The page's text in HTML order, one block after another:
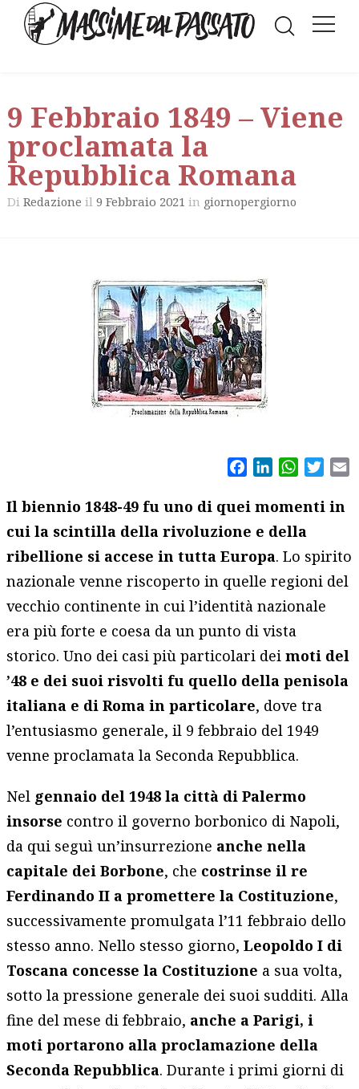
9 Febbraio 1849 – Viene
proclamata la
Repubblica Romana
Di Redazione il 9 Febbraio 2021 in giornopergiorno
FacebookLinkedIn
Il biennio 1848-49 fu uno di quei momenti in
cui la scintilla della rivoluzione e della
ribellione si accese in tutta Europa. Lo spirito
nazionale venne riscoperto in quelle regioni del
vecchio continente in cui l’identità nazionale
era più forte e coesa da un punto di vista
storico. Uno dei casi più particolari deimoti del
’48 e dei suoi risvolti fu quello della penisola
italiana e di Roma in particolare, dove tra
l’entusiasmo generale, il 9 febbraio del 1949
venne proclamata la Seconda Repubblica.
Nel gennaio del 1948 la città di Palermo
insorse contro il governo borbonico di Napoli,
da qui seguì un’insurrezione anche nella
capitale dei Borbone, che costrinse il re
Ferdinando II a promettere la Costituzione,
successivamente promulgata l’11 febbraio dello
stesso anno. Nello stesso giorno,Leopoldo I di
Toscana concesse la Costituzione a sua volta,
sotto la pressione generale dei suoi sudditi. Alla
fine del mese di febbraio, anche a Parigi, i
moti portarono alla proclamazione della
Seconda Repubblica. Durante i primi giorni di